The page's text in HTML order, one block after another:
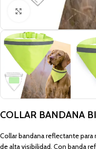
Click to enlarge
COLLAR BANDANA
Collar bandana reflectante
de alta visibilidad. Con banda